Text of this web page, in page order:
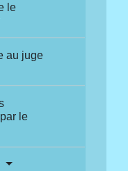
le
au juge
le